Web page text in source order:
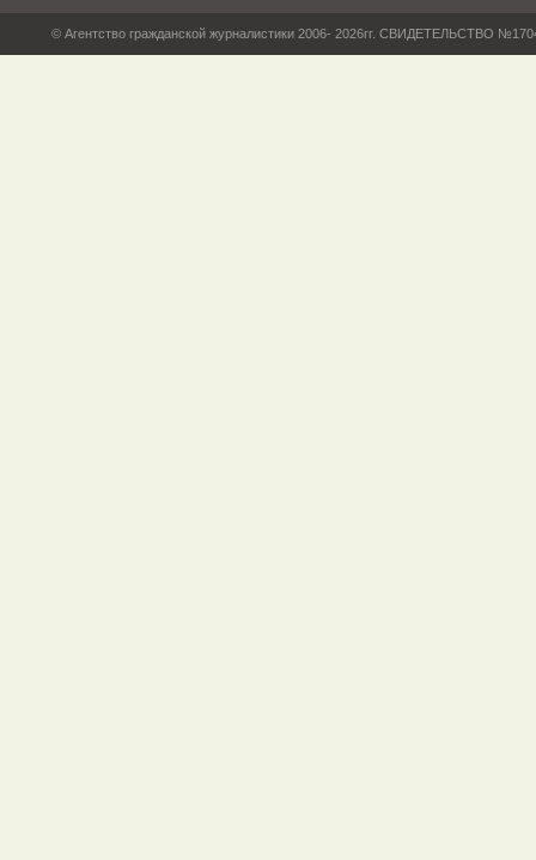
© Агентство гражданской журналистики 2006- 2026гг. СВИДЕТЕЛЬСТВО